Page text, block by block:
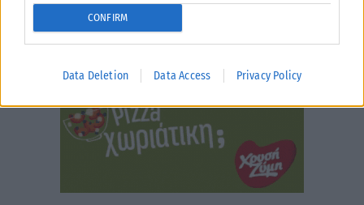
CONFIRM
Data Deletion Data Access Privacy Policy